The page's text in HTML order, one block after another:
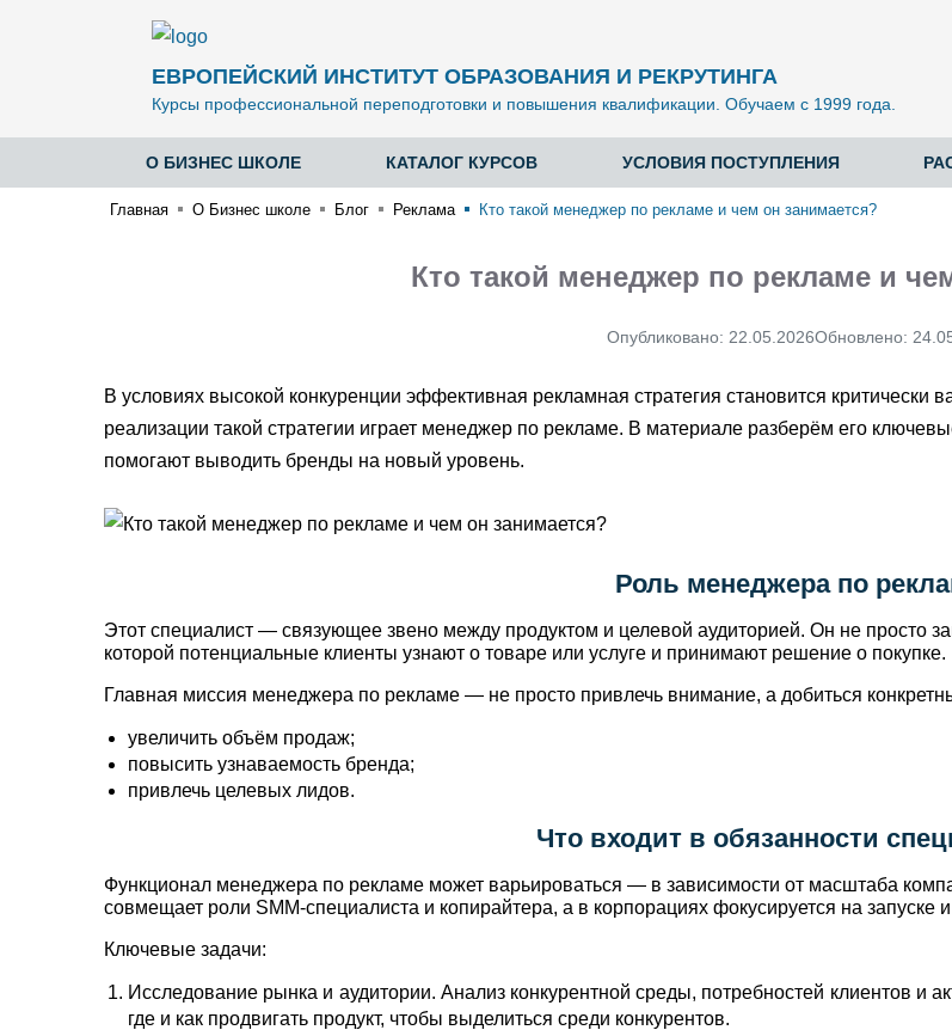
ЕВРОПЕЙСКИЙ ИНСТИТУТ ОБРАЗОВАНИЯ И РЕКРУТИНГА
Курсы профессиональной переподготовки и повышения квалификации. Обучаем с 1999 года.
О БИЗНЕС ШКОЛЕ КАТАЛОГ КУРСОВ УСЛОВИЯ ПОСТУПЛЕНИЯ
Главная О Бизнес школе Блог Реклама Кто такой менеджер по рекламе и чем он занимается?
Кто такой менеджер по рекламе и
Опубликовано: 22.05.2026Обновлено:
В условиях высокой конкуренции эффективная рекламная стратегия становится критически
реализации такой стратегии играет менеджер по рекламе. В материале разберём его
помогают выводить бренды на новый уровень.
Роль менеджера по
Этот специалист — связующее звено между продуктом и целевой аудиторией. Он не просто
которой потенциальные клиенты узнают о товаре или услуге и принимают решение о покупке.
Главная миссия менеджера по рекламе — не просто привлечь внимание, а добиться
увеличить объём продаж;
повысить узнаваемость бренда;
привлечь целевых лидов.
Что входит в обязанности
Функционал менеджера по рекламе может варьироваться — в зависимости от масштаба
совмещает роли SMM‑специалиста и копирайтера, а в корпорациях фокусируется на запуске
Ключевые задачи:
Исследование рынка и аудитории. Анализ конкурентной среды, потребностей клиентов и
где и как продвигать продукт, чтобы выделиться среди конкурентов.